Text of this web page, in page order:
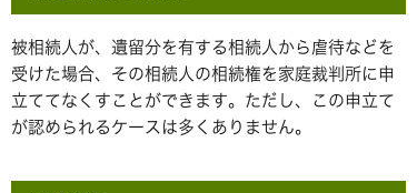
被相続人が、遺留分を有する相続人から虐待などを
受けた場合、その相続人の相続権を家庭裁判所に申
立ててなくすことができます。ただし、この申立て
が認められるケースは多くありません。